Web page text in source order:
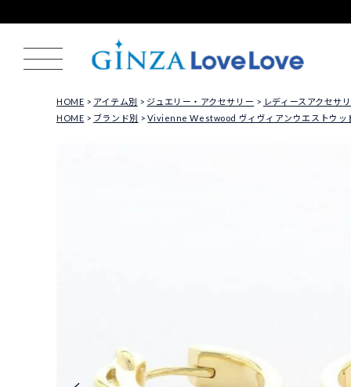
HOME アイテム別 ジュエリー・アクセサリー
レディースアクセサ
HOME
ブランド別 Vivienne Westwood ヴィヴィアンウエストウッ